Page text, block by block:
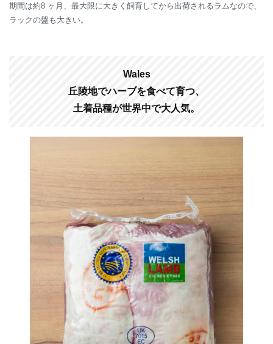
期間は約8 ヶ月、最大限に大きく飼育してから出荷されるラムなので、
ラックの盤も大きい。
Wales
丘陵地でハーブを食べて育つ、
土着品種が世界中で大人気。